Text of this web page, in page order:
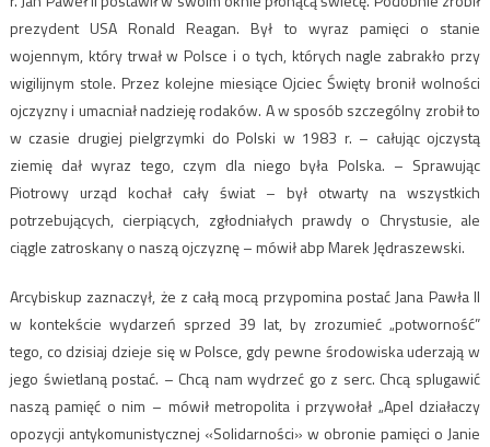
prezydent USA Ronald Reagan. Był to wyraz pamięci o stanie
wojennym, który trwał w Polsce i o tych, których nagle zabrakło przy
wigilijnym stole. Przez kolejne miesiące Ojciec Święty bronił wolności
ojczyzny i umacniał nadzieję rodaków. A w sposób szczególny zrobił to
w czasie drugiej pielgrzymki do Polski w 1983 r. – całując ojczystą
ziemię dał wyraz tego, czym dla niego była Polska. – Sprawując
Piotrowy urząd kochał cały świat – był otwarty na wszystkich
potrzebujących, cierpiących, zgłodniałych prawdy o Chrystusie, ale
ciągle zatroskany o naszą ojczyznę – mówił abp Marek Jędraszewski.
Arcybiskup zaznaczył, że z całą mocą przypomina postać Jana Pawła II
w kontekście wydarzeń sprzed 39 lat, by zrozumieć „potworność”
tego, co dzisiaj dzieje się w Polsce, gdy pewne środowiska uderzają w
jego świetlaną postać. – Chcą nam wydrzeć go z serc. Chcą splugawić
naszą pamięć o nim – mówił metropolita i przywołał „Apel działaczy
opozycji antykomunistycznej «Solidarności» w obronie pamięci o Janie